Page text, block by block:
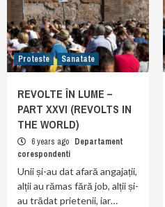
Proteste Sanatate
REVOLTE ÎN LUME –
PART XXVI (REVOLTS IN
THE WORLD)
6 years ago Departament
corespondenti
Unii și-au dat afară angajații,
alții au rămas fără job, alții și-
au trădat prietenii, iar…